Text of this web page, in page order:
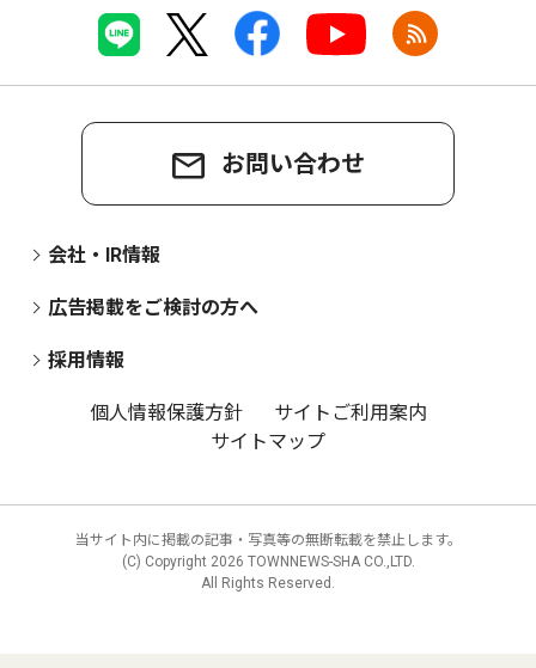
お問い合わせ
会社・IR情報
広告掲載をご検討の方へ
採用情報
個人情報保護方針
サイトご利用案内
サイトマップ
当サイト内に掲載の記事・写真等の無断転載を禁止します。
(C) Copyright 2026 TOWNNEWS-SHA CO.,LTD.
All Rights Reserved.